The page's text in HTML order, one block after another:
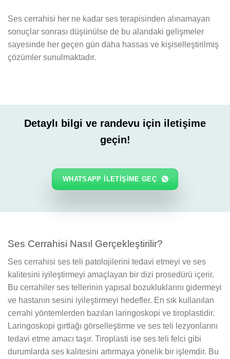
Ses cerrahisi her ne kadar ses terapisinden alınamayan
sonuçlar sonrası düşünülse de bu alandaki gelişmeler
sayesinde her geçen gün daha hassas ve kişiselleştirilmiş
çözümler sunulmaktadır.
Detaylı bilgi ve randevu için iletişime
geçin!
WHATSAPP ILETIŞIME GEÇ
Ses Cerrahisi Nasıl Gerçekleştirilir?
Ses cerrahisi ses teli patolojilerini tedavi etmeyi ve ses
kalitesini iyileştirmeyi amaçlayan bir dizi prosedürü içerir.
Bu cerrahiler ses tellerinin yapısal bozukluklarını gidermeyi
ve hastanın sesini iyileştirmeyi hedefler. En sık kullanılan
cerrahi yöntemlerden bazıları laringoskopi ve tiroplastidir.
Laringoskopi gırtlağı görselleştirme ve ses teli lezyonlarını
tedavi etme amacı taşır. Tiroplasti ise ses teli felci gibi
durumlarda ses kalitesini artırmaya yönelik bir işlemdir. Bu